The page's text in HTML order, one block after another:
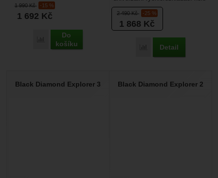
1 990Kč -15 %
1 692 Kč
Přidat 'Fizan Ultrax Alu' k porovnání
Do
košíku
2 490Kč -25 %
1 868 Kč
Přidat 'Fizan RFP
Detail
s prodlouženou rukojetí pro
turisty, dálkové...
Black Diamond Explorer 3 Black Diamond Explorer 2